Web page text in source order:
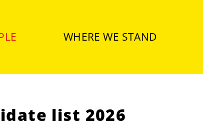
WHERE WE STAND
list 2026